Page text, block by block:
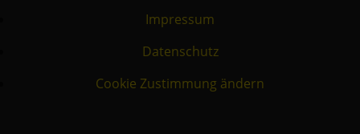
Impressum
Datenschutz
Cookie Zustimmung ändern